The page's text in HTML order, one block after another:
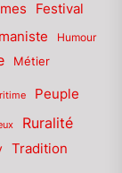
Festival
Humour
Métier
Peuple
Ruralité
Tradition